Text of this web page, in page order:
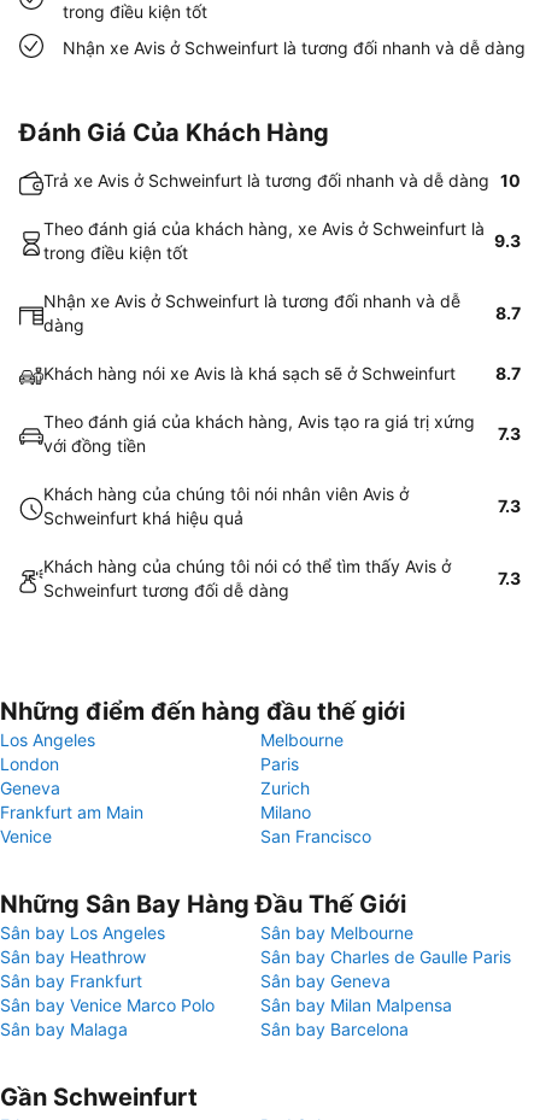
trong điều kiện tốt
Nhận xe Avis ở Schweinfurt là tương đối nhanh và dễ dàng
Đánh Giá Của Khách Hàng
Trả xe Avis ở Schweinfurt là tương đối nhanh và dễ dàng 10
Theo đánh giá của khách hàng, xe Avis ở Schweinfurt là
trong điều kiện tốt
9.3
Nhận xe Avis ở Schweinfurt là tương đối nhanh và dễ
dàng
8.7
Khách hàng nói xe Avis là khá sạch sẽ ở Schweinfurt 8.7
Theo đánh giá của khách hàng, Avis tạo ra giá trị xứng
với đồng tiền
7.3
Khách hàng của chúng tôi nói nhân viên Avis ở
Schweinfurt khá hiệu quả
7.3
Khách hàng của chúng tôi nói có thể tìm thấy Avis ở
Schweinfurt tương đối dễ dàng
7.3
Những điểm đến hàng đầu thế giới
Los Angeles
Melbourne
London
Paris
Geneva
Zurich
Frankfurt am Main
Milano
Venice
San Francisco
Những Sân Bay Hàng Đầu Thế Giới
Sân bay Los Angeles
Sân bay Melbourne
Sân bay Heathrow
Sân bay Charles de Gaulle Paris
Sân bay Frankfurt
Sân bay Geneva
Sân bay Venice Marco Polo
Sân bay Milan Malpensa
Sân bay Malaga
Sân bay Barcelona
Gần Schweinfurt